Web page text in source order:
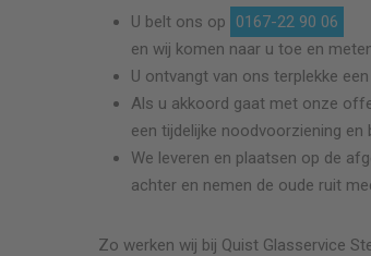
U belt ons op
0167-22 90 06
en wij komen naar u toe en
U ontvangt van ons terplekke
Als u akkoord gaat met onze
een tijdelijke noodvoorziening
We leveren en plaatsen op de
achter en nemen de oude ruit
Zo werken wij bij Quist Glasservice